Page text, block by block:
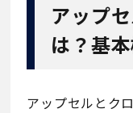
アップ
は？基
アップセルとク